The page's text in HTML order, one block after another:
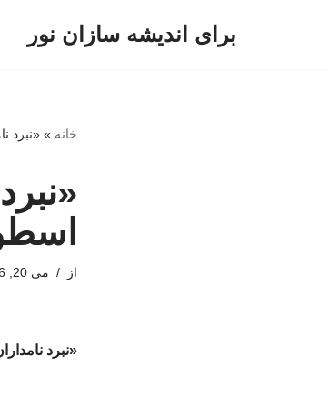
برای اندیشه سازان نور
خانه »«نبرد
از می 20, 2026
«نبرد